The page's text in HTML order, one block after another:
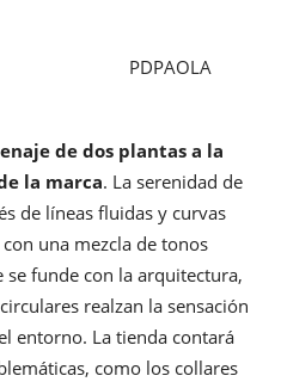
de dos plantas a la
la marca. La serenidad de
de líneas fluidas y curvas
una mezcla de tonos
se funde con la arquitectura,
realzan la sensación
entorno. La tienda contará
como los collares